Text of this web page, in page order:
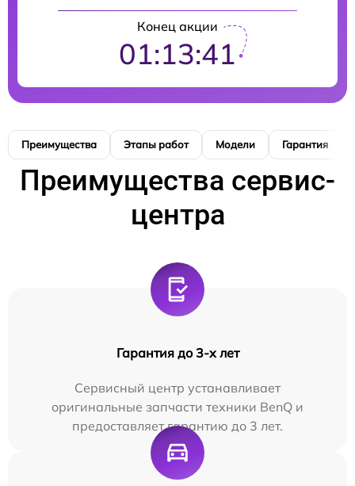
Конец акции
01:13:40
Преимущества Этапы работ Модели Гарантия
Преимущества сервис-
центра
Гарантия до 3-х лет
Сервисный центр устанавливает
оригинальные запчасти техники BenQ и
предоставляет гарантию до 3 лет.